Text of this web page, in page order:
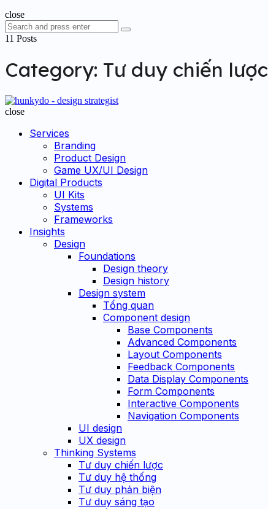
Search
close
Search
for:
Search
11 Posts
Category: Tư duy chiến lược
hunkydo
close
Services
Branding
Product Design
Game UX/UI Design
Digital Products
UI Kits
Systems
Frameworks
Insights
Design
Foundations
Design theory
Design history
Design system
Tổng quan
Component design
Base Components
Advanced Components
Layout Components
Feedback Components
Data Display Components
Form Components
Interactive Components
Navigation Components
UI design
UX design
Thinking Systems
Tư duy chiến lược
Tư duy hệ thống
Tư duy phản biện
Tư duy sáng tạo